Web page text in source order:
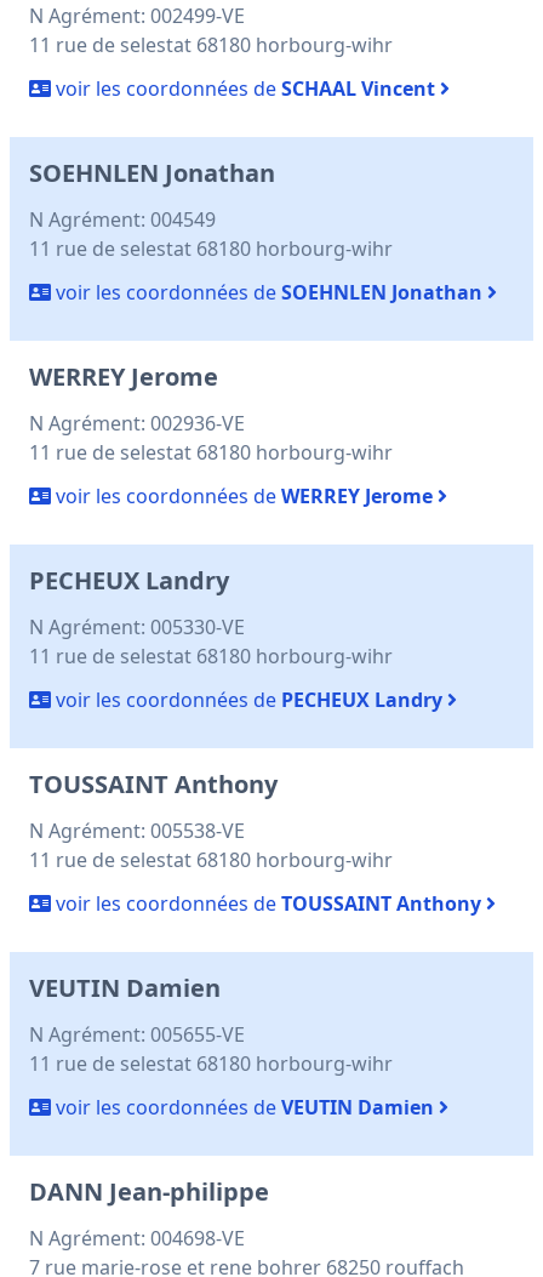
N Agrément: 002499-VE
11 rue de selestat 68180 horbourg-wihr
voir les coordonnées deSCHAAL Vincent
SOEHNLEN Jonathan
N Agrément: 004549
11 rue de selestat 68180 horbourg-wihr
voir les coordonnées deSOEHNLEN Jonathan
WERREY Jerome
N Agrément: 002936-VE
11 rue de selestat 68180 horbourg-wihr
voir les coordonnées deWERREY Jerome
PECHEUX Landry
N Agrément: 005330-VE
11 rue de selestat 68180 horbourg-wihr
voir les coordonnées de PECHEUX Landry
TOUSSAINT Anthony
N Agrément: 005538-VE
11 rue de selestat 68180 horbourg-wihr
voir les coordonnées deTOUSSAINT Anthony
VEUTIN Damien
N Agrément: 005655-VE
11 rue de selestat 68180 horbourg-wihr
voir les coordonnées deVEUTIN Damien
DANN Jean-philippe
N Agrément: 004698-VE
7 rue marie-rose et rene bohrer 68250 rouffach